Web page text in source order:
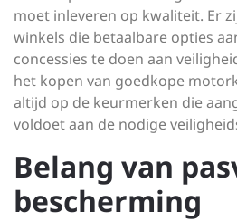
moet inleveren op kwaliteit. Er
winkels die betaalbare opties
concessies te doen aan
het kopen van goedkope
altijd op de keurmerken die
voldoet aan de nodige
Belang van
bescherming